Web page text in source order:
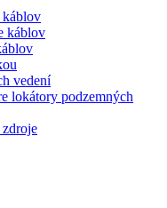
káblov
káblov
vedení
lokátory podzemných